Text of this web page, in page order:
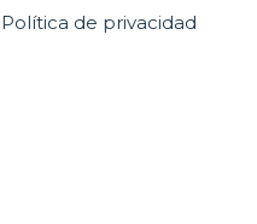
Política de privacidad